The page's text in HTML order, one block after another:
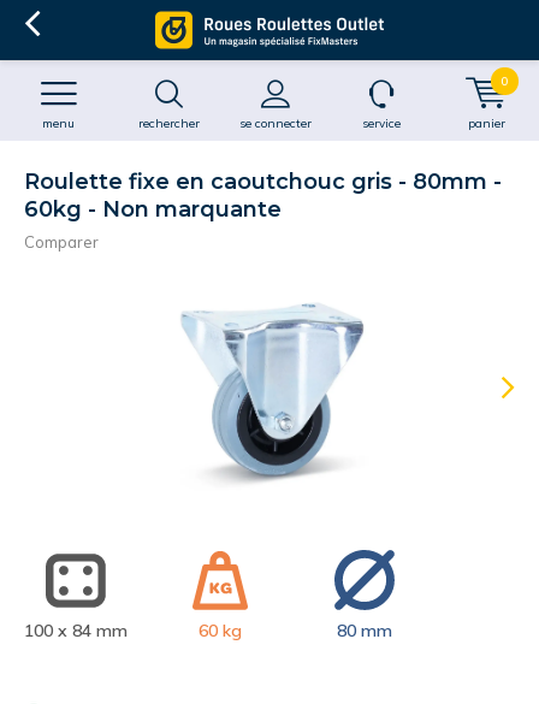
rechercher se connecter
menu service panier
0
Roulette fixe en caoutchouc gris - 80mm -
60kg - Non marquante
Comparer
100 x 84 mm 60 kg 80 mm